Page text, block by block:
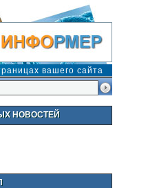
вашего сайта
НОВОСТЕЙ